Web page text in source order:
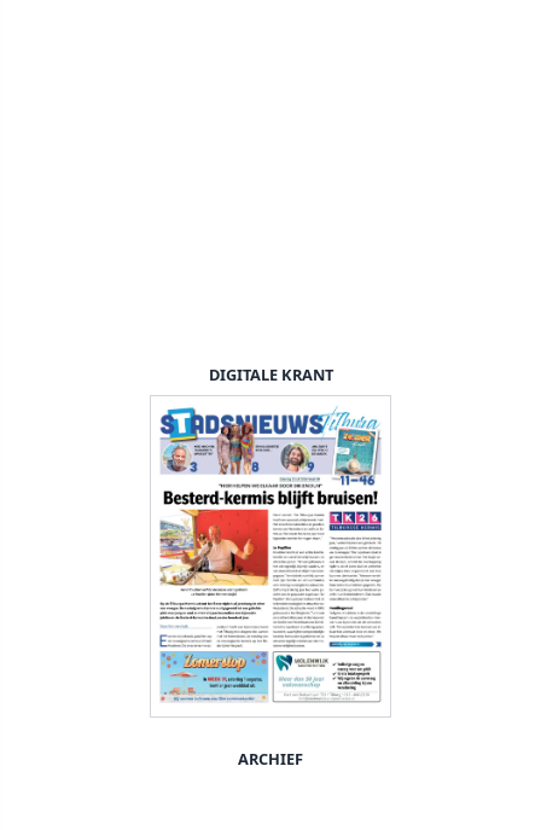
DIGITALE KRANT
ARCHIEF